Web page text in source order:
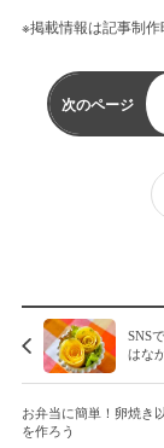
※掲載情報は記事制作
次のページ
SNS
はな
お弁当に簡単！卵焼き
を作ろう